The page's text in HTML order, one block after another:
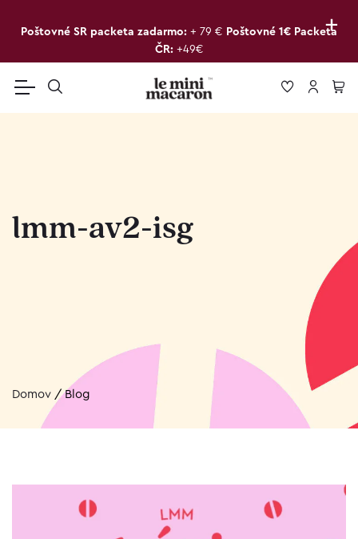
+
Poštovné SR packeta zadarmo: + 79 € Poštovné 1€ Packeta
ČR: +49€
lmm-av2-isg
Domov /Blog